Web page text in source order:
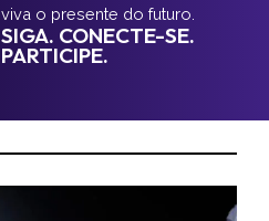
viva o presente do futuro.
SIGA. CONECTE-SE.
PARTICIPE.